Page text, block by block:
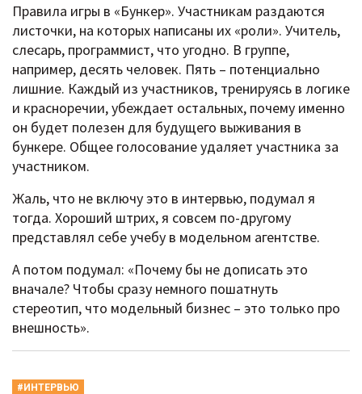
Правила игры в «Бункер». Участникам раздаются
листочки, на которых написаны их «роли». Учитель,
слесарь, программист, что угодно. В группе,
например, десять человек. Пять – потенциально
лишние. Каждый из участников, тренируясь в логике
и красноречии, убеждает остальных, почему именно
он будет полезен для будущего выживания в
бункере. Общее голосование удаляет участника за
участником.
Жаль, что не включу это в интервью, подумал я
тогда. Хороший штрих, я совсем по-другому
представлял себе учебу в модельном агентстве.
А потом подумал: «Почему бы не дописать это
вначале? Чтобы сразу немного пошатнуть
стереотип, что модельный бизнес – это только про
внешность».
#ИНТЕРВЬЮ